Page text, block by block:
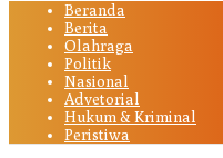
Beranda
Berita
Olahraga
Politik
Nasional
Advetorial
Hukum & Kriminal
Peristiwa